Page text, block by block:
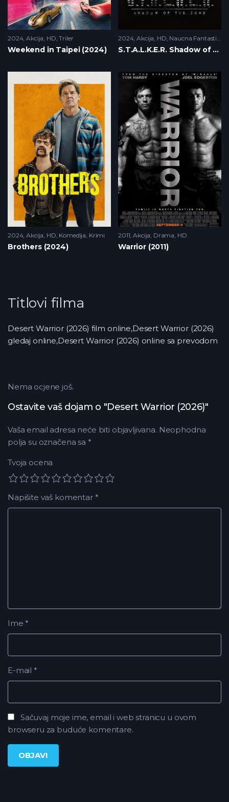
2024 Akcija HD ,Triler
Weekend in Taipei (2024)
2024 Akcija HD Naucna Fantastika
S.T.A.L.K.E.R. Shadow of the Zone (2024)
2024 Akcija HD Komedija Krimi
Brothers (2024)
2011 Akcija Drama HD
Warrior (2011)
Titlovi filma
Desert Warrior (2026) film online,Desert Warrior (2026)
gledaj online,Desert Warrior (2026) online sa prevodom
Ostavite vaš dojam o "Desert Warrior (2026)"
Vaša email adresa neće biti objavljivana. Neophodna
polja su označena sa *
Tvoja ocena
Napišite vaš komentar *
Ime *
E-mail *
Sačuvaj moje ime, email i web stranicu u ovom
browseru za buduće komentare.
Nema ocjene još.